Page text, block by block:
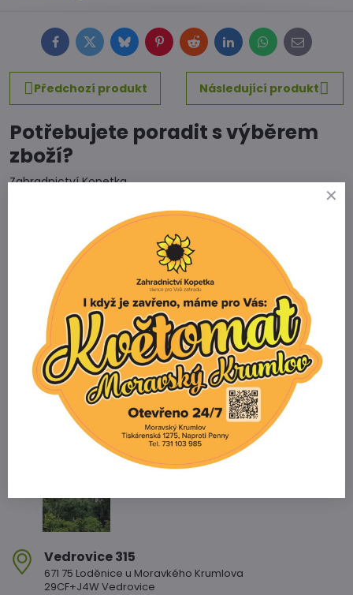
FacebookTwitterBlueskyPinterestRedditLinkedInWhatsApp
E-
mail
Předchozí produkt
Následující produkt
Potřebujete poradit s výběrem
zboží?
Zahradnictví Kopetka
671 75 Loděnice u Moravského Krumlova
Telefon
+420 731 103 985
Prodejna
+420 607 042 662
Email
info@zahradnictvikopetka.cz
Zahradnictví Vedrovice
Vedrovice 315
671 75 Loděnice u Moravkého Krumlova
29CF+J4W Vedrovice